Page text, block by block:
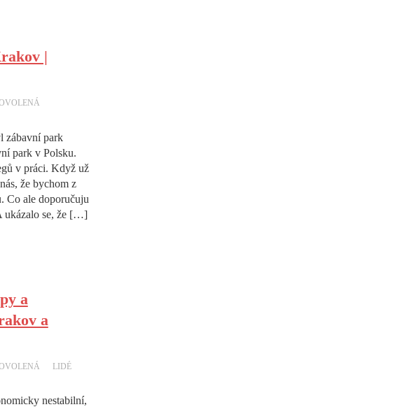
|
zábavní park
park v Polsku.
v práci. Když už
že bychom z
Co ale doporučuju
ukázalo se, že […]
a
a
LIDÉ
nestabilní,